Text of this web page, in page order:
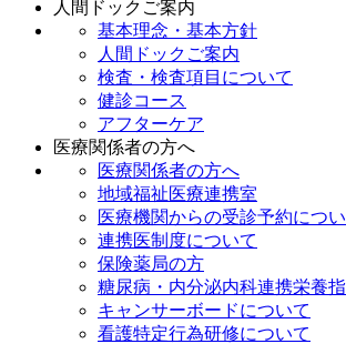
人間ドックご案内
基本理念・基本方針
人間ドックご案内
検査・検査項目について
健診コース
アフターケア
医療関係者の方へ
医療関係者の方へ
地域福祉医療連携室
医療機関からの受診予約につ
連携医制度について
保険薬局の方
糖尿病・内分泌内科連携栄養
キャンサーボードについて
看護特定行為研修について